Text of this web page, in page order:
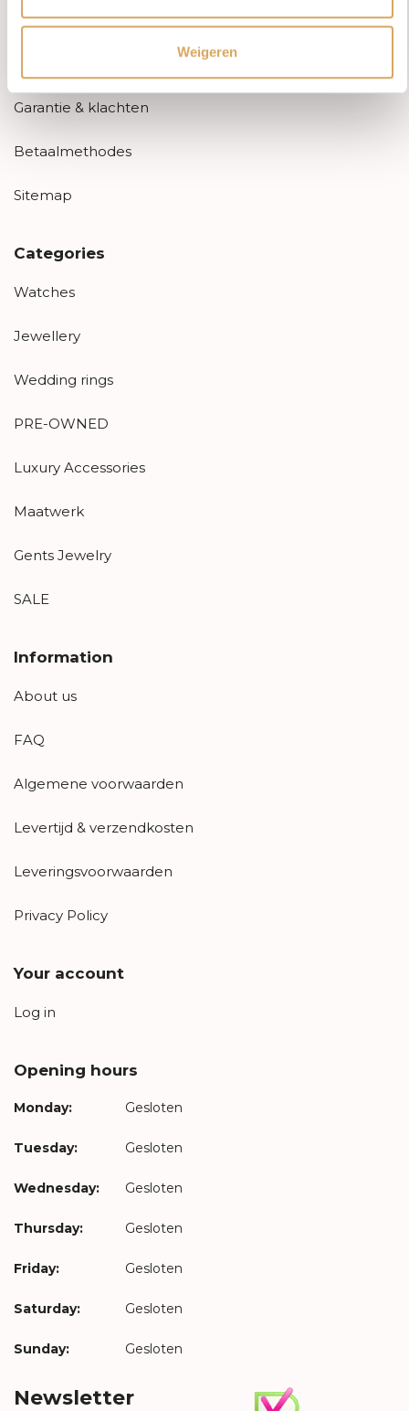
Weigeren
Aanbiedingen
Garantie & klachten
Betaalmethodes
Sitemap
Categories
Watches
Jewellery
Wedding rings
PRE-OWNED
Luxury Accessories
Maatwerk
Gents Jewelry
SALE
Information
About us
FAQ
Algemene voorwaarden
Levertijd & verzendkosten
Leveringsvoorwaarden
Privacy Policy
Your account
Log in
Opening hours
Monday: Gesloten
Tuesday: Gesloten
Wednesday: Gesloten
Thursday: Gesloten
Friday: Gesloten
Saturday: Gesloten
Sunday: Gesloten
Newsletter